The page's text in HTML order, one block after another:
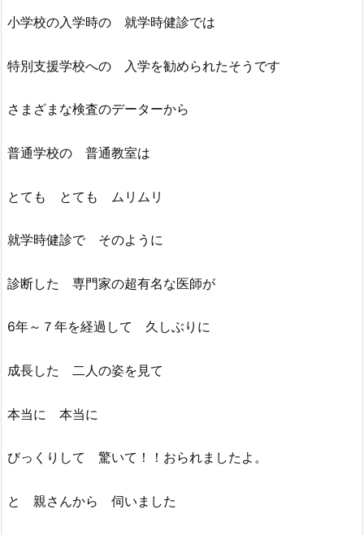
小学校の入学時の 就学時健診では
特別支援学校への 入学を勧められたそうです
さまざまな検査のデーターから
普通学校の 普通教室は
とても とても ムリムリ
就学時健診で そのように
診断した 専門家の超有名な医師が
6年～７年を経過して 久しぶりに
成長した 二人の姿を見て
本当に 本当に
びっくりして 驚いて！！おられましたよ。
と 親さんから 伺いました